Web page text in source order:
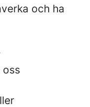
och ha
oss